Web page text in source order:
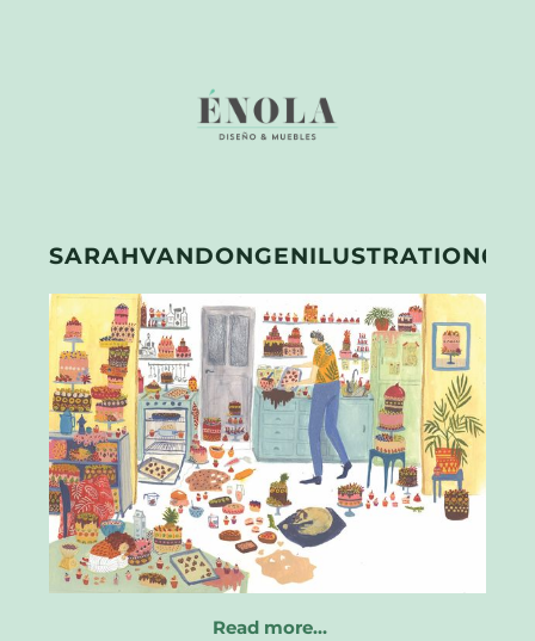
SARAHVANDONGENILUSTRATION6
Read more…